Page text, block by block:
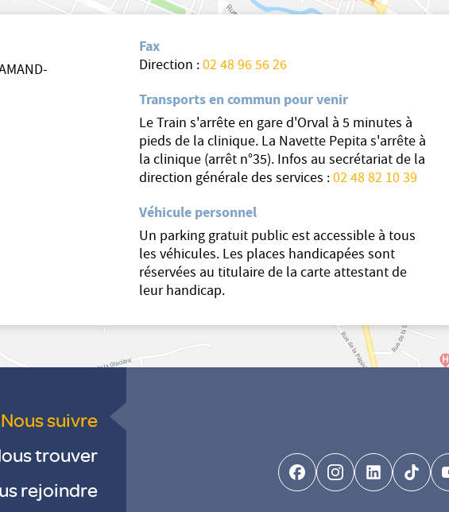
Fax
Direction :02 48 96 56 26
Transports en commun pour venir
Le Train s'arrête en gare d'Orval à 5 minutes à
pieds de la clinique. La Navette Pepita s'arrête à
la clinique (arrêt n°35). Infos au secrétariat de la
direction générale des services :02 48 82 10 39
Véhicule personnel
Un parking gratuit public est accessible à tous
les véhicules. Les places handicapées sont
réservées au titulaire de la carte attestant de
leur handicap.
Nous suivre
trouver
rejoindre
facebook-brands
instagramlinkedin-tiktok-